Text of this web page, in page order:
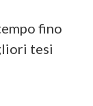
fino
tesi